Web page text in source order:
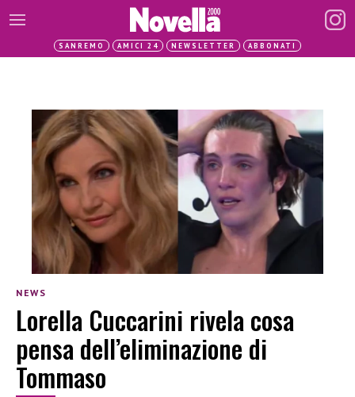
SANREMO AMICI 24 NEWSLETTER ABBONATI
NEWS
Lorella Cuccarini rivela cosa
pensa dell’eliminazione di
Tommaso